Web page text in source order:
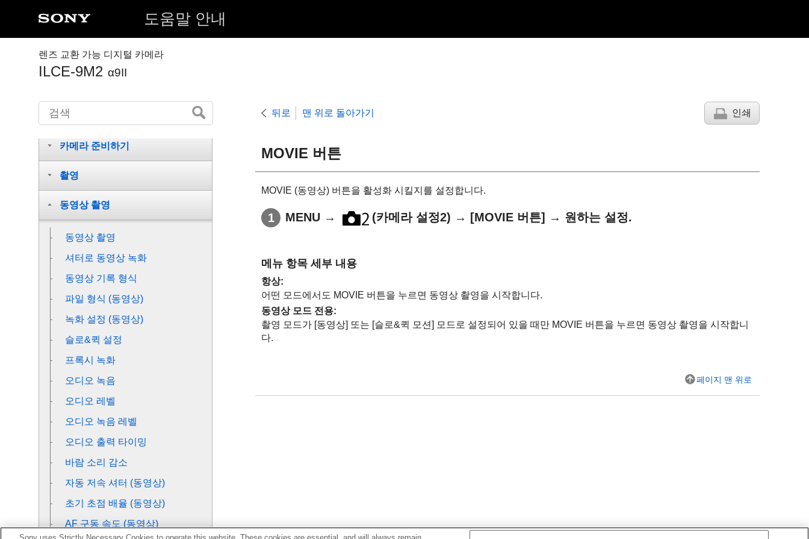
도움말 안내
렌즈 교환 가능 디지털 카메라
ILCE-9M2 α9II
뒤로 맨 위로 돌아가기 인쇄
MOVIE 버튼
MOVIE (동영상) 버튼을 활성화 시킬지를 설정합니다.
MENU → (카메라 설정2) → [MOVIE 버튼] → 원하는 설정.
메뉴 항목 세부 내용
항상:
어떤 모드에서도 MOVIE 버튼을 누르면 동영상 촬영을 시작합니다.
동영상 모드 전용:
촬영 모드가 [동영상] 또는 [슬로&퀵 모션] 모드로 설정되어 있을 때만 MOVIE 버튼을 누르면 동영상 촬영을 시작합니
다.
페이지 맨 위로
각 부/아이콘 및 지시등의 명칭
카메라 준비하기
촬영
동영상 촬영
동영상 촬영
셔터로 동영상 녹화
동영상 기록 형식
파일 형식 (동영상)
녹화 설정 (동영상)
슬로&퀵 설정
프록시 녹화
오디오 녹음
오디오 레벨
오디오 녹음 레벨
오디오 출력 타이밍
바람 소리 감소
자동 저속 셔터 (동영상)
초기 초점 배율 (동영상)
AF 구동 속도 (동영상)